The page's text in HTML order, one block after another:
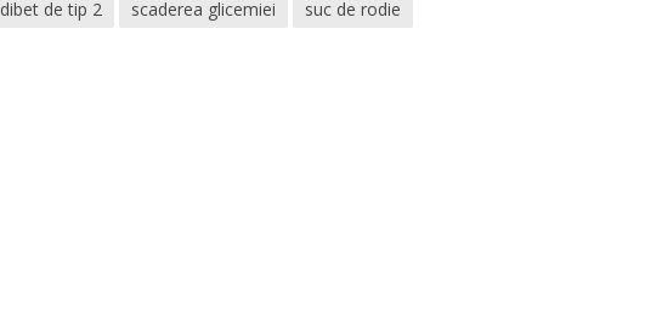
dibet de tip 2 scaderea glicemiei suc de rodie